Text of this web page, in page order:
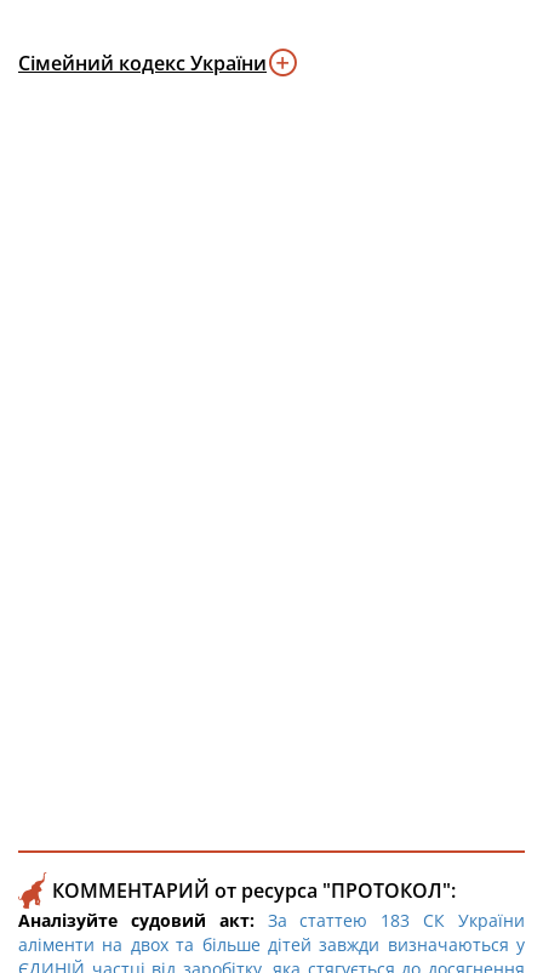
Сімейний кодекс України
КОММЕНТАРИЙ от ресурса "ПРОТОКОЛ":
Аналізуйте судовий акт: За статтею 183 СК України
аліменти на двох та більше дітей завжди визначаються у